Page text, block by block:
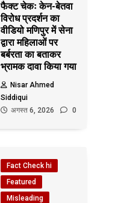
फैक्ट चेकः केन-बेतवा
विरोध प्रदर्शन का
वीडियो मणिपुर में सेना
द्वारा महिलाओं पर
बर्बरता का बताकर
भ्रामक दावा किया गया
Nisar Ahmed
Siddiqui
अगस्त 6, 2026
0
Fact Check hi
Featured
Misleading